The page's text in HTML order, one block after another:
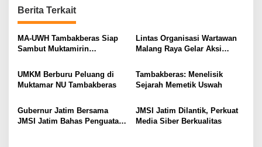
n
a
v
g
a
t
i
Berita Terkait
MA-UWH Tambakberas Siap
Sambut Muktamirin
Lintas Organisasi Wartawan
Malang Raya Gelar Aksi
Ireng”
UMKM Berburu Peluang di
Muktamar NU Tambakberas
Tambakberas: Menelisik
Sejarah Memetik Uswah
Gubernur Jatim Bersama
JMSI Jatim Bahas Penguatan
JMSI Jatim Dilantik, Perkuat
Media Siber Berkualitas